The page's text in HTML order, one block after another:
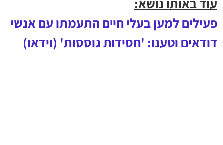
עוד באותו נושא:
פעילים למען בעלי חיים התעמתו עם אנשי
דודאים וטענו: 'חסידות גוססות' (וידאו)